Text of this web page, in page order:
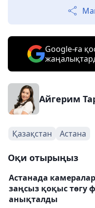
Google-ға
Айгерим
Қазақстан Астана
Оқи отырыңыз
Астанада
заңсыз қоқыс төгу
анықталды